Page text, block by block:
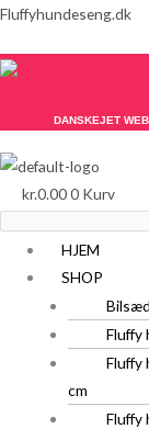
Gå
indholdet
Fluffyhundeseng.dk
DANSKEJET
kr.0.000 Kurv
Menu
HJEM
SHOP
Fluffy
Fluffy
cm
Fluffy
Menu